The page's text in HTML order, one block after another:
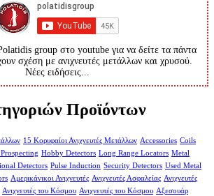
group στο youtube για να δείτε τα πάντα
σχέση με ανιχνευτές μετάλλων και χρυσού.
Νέες ειδήσεις...
Προϊόντων
15 Κορυφαίοι Ανιχνευτές Μετάλλων Accessories Coils
Hobby Detectors Long Range Locators Metal
Detectors Pulse Induction Security Detectors Used Metal
Αμερικάνικοι Ανιχνευτές Ανιχνευτές Ασφαλείας Ανιχνευτές
Ανιχνευτές του Κόσμου Ανιχνευτές του Κόσμου Αξεσουάρ